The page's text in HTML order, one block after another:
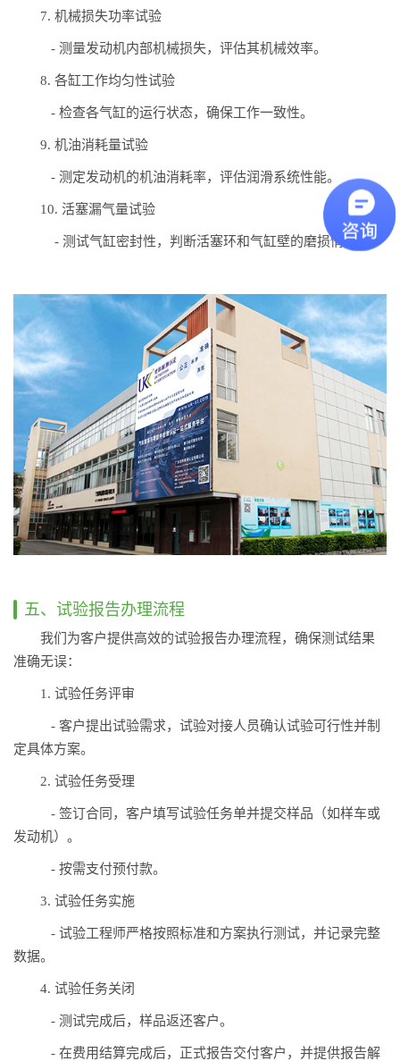
7. 机械损失功率试验
- 测量发动机内部机械损失，评估其机械效率。
8. 各缸工作均匀性试验
- 检查各气缸的运行状态，确保工作一致性。
9. 机油消耗量试验
- 测定发动机的机油消耗率，评估润滑系统性能。
10. 活塞漏气量试验
- 测试气缸密封性，判断活塞环和气缸壁的磨损情况。
五、试验报告办理流程
我们为客户提供高效的试验报告办理流程，确保测试结果
准确无误：
1. 试验任务评审
- 客户提出试验需求，试验对接人员确认试验可行性并制
定具体方案。
2. 试验任务受理
- 签订合同，客户填写试验任务单并提交样品（如样车或
发动机）。
- 按需支付预付款。
3. 试验任务实施
- 试验工程师严格按照标准和方案执行测试，并记录完整
数据。
4. 试验任务关闭
- 测试完成后，样品返还客户。
- 在费用结算完成后，正式报告交付客户，并提供报告解